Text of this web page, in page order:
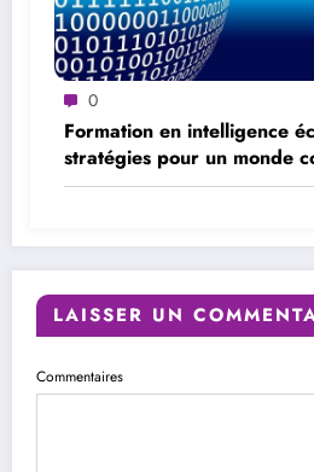
0
Formation en intelligence
stratégies pour un monde
LAISSER UN
Commentaires